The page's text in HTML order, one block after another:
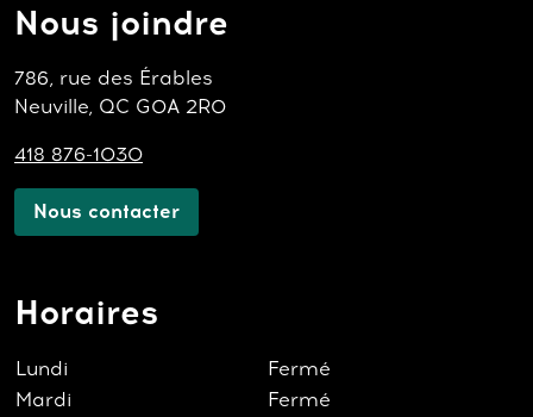
Nous joindre
786, rue des Érables
Neuville, QC G0A 2R0
418 876-1030
Nous contacter
Horaires
Lundi
Fermé
Mardi
Fermé